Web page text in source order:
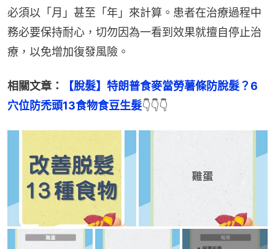
必須以「月」甚至「年」來計算。患者在治療過程中
務必要保持耐心，切勿因為一看到效果就擅自停止治
療，以免增加復發風險。
相關文章：
【脫髮】特朗普食麥當勞薯條防脫髮？6
穴位防禿頭13食物食豆生髮👇👇👇